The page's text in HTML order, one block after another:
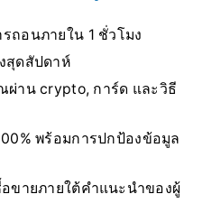
ถอนภายใน 1 ชั่วโมง
สุดสัปดาห์
ผ่าน crypto, การ์ด และวิธี
พร้อมการปกป้องข้อมูล
ขายภายใต้คำแนะนำของผู้